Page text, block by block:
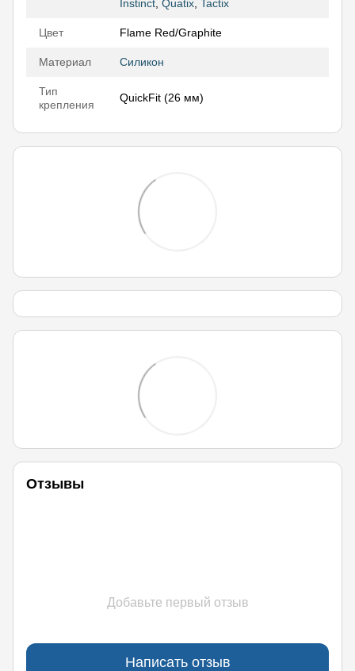
Instinct, Quatix, Tactix
Цвет Flame Red/Graphite
Материал Силикон
Тип
крепления
QuickFit (26 мм)
Отзывы
Добавьте первый отзыв
Написать отзыв